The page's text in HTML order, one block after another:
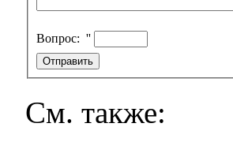
Вопрос: ''
См. также: